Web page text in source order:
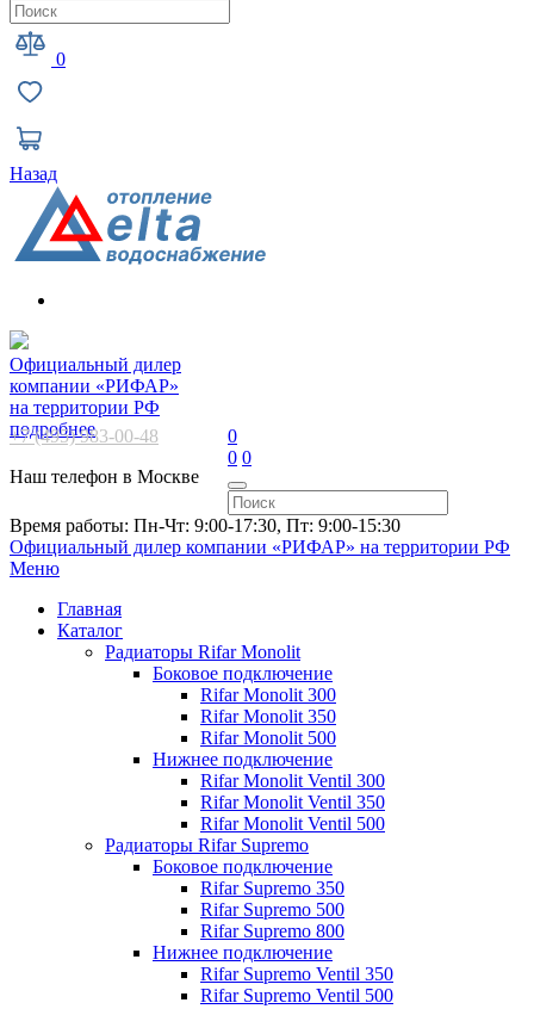
0
Назад
Официальный дилер
компании «РИФАР»
на территории РФ
подробнее
+7 (495) 983-00-48
Наш телефон в Москве
0
0 0
Время работы: Пн-Чт: 9:00-17:30, Пт: 9:00-15:30
Официальный дилер компании «РИФАР» на территории РФ
Меню
Главная
Каталог
Радиаторы Rifar Monolit
Боковое подключение
Rifar Monolit 300
Rifar Monolit 350
Rifar Monolit 500
Нижнее подключение
Rifar Monolit Ventil 300
Rifar Monolit Ventil 350
Rifar Monolit Ventil 500
Радиаторы Rifar Supremo
Боковое подключение
Rifar Supremo 350
Rifar Supremo 500
Rifar Supremo 800
Нижнее подключение
Rifar Supremo Ventil 350
Rifar Supremo Ventil 500